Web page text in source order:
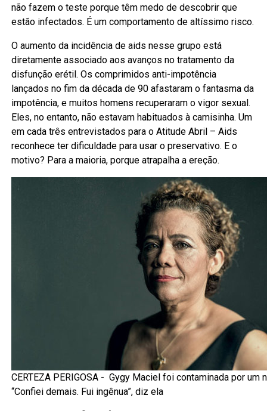
não fazem o teste porque têm medo de descobrir que
estão infectados. É um comportamento de altíssimo risco.
​O aumento da incidência de aids nesse grupo está
diretamente associado aos avanços no tratamento da
disfunção erétil. Os comprimidos an­ti-impotência
lançados no fim da década de 90 afastaram o fantasma da
impotência, e muitos homens recuperaram o vigor sexual.
Eles, no entanto, não estavam habituados à camisinha. Um
em cada três entrevistados para o Atitude Abril – Aids
reconhece ter dificuldade para usar o preservativo. E o
motivo? Para a maioria, porque atrapalha a ereção.
CERTEZA PERIGOSA - Gygy Maciel foi contaminada por um
“Confiei demais. Fui ingênua”, diz ela